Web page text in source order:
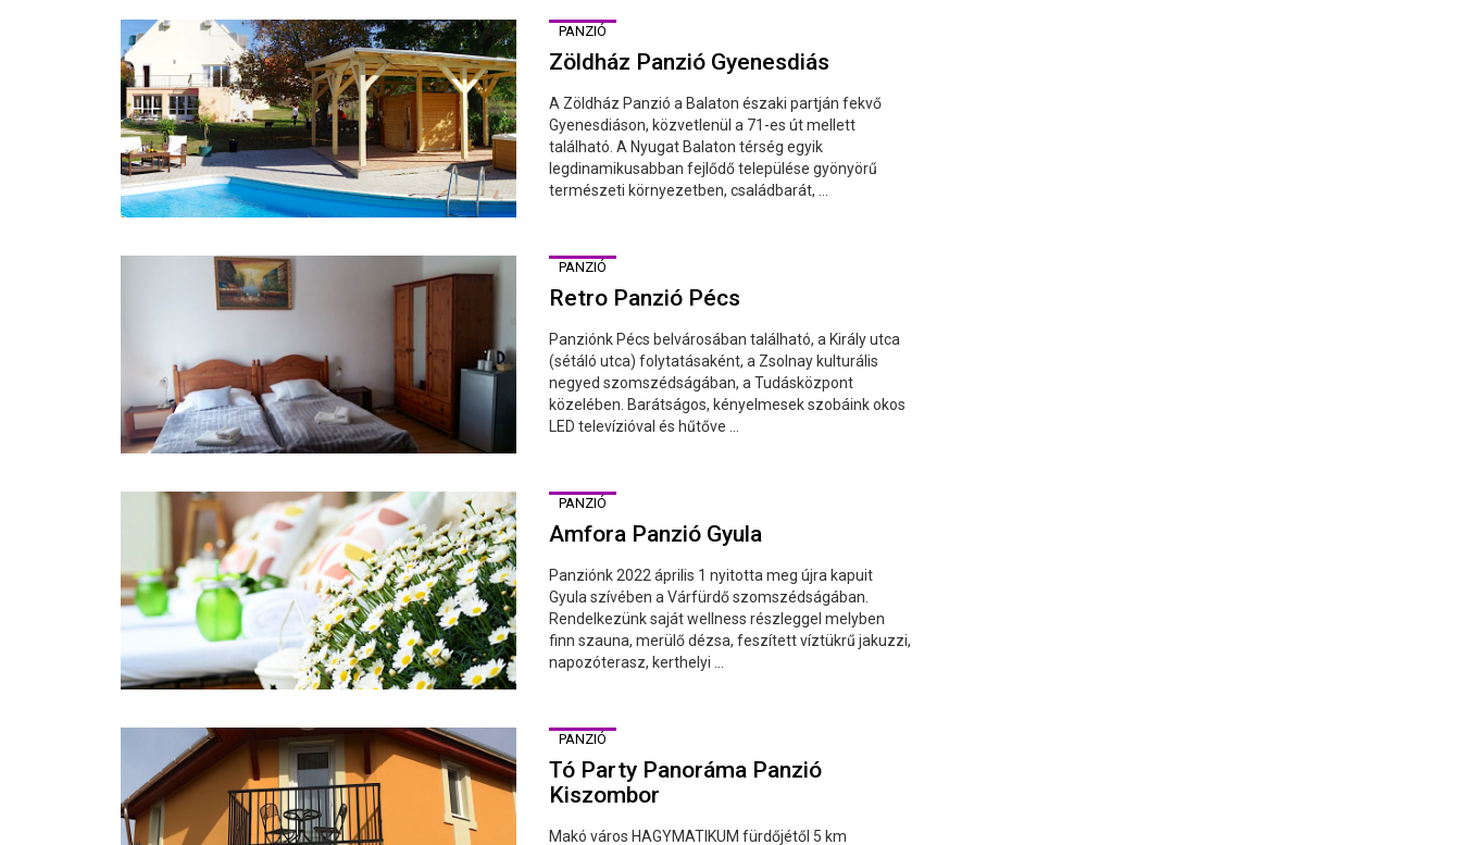
PANZIÓ
Zöldház Panzió Gyenesdiás
A Zöldház Panzió a Balaton északi partján fekvő
Gyenesdiáson, közvetlenül a 71-es út mellett
található. A Nyugat Balaton térség egyik
legdinamikusabban fejlődő települése gyönyörű
természeti környezetben, családbarát, ...
PANZIÓ
Retro Panzió Pécs
Panziónk Pécs belvárosában található, a Király utca
(sétáló utca) folytatásaként, a Zsolnay kulturális
negyed szomszédságában, a Tudásközpont
közelében. Barátságos, kényelmesek szobáink okos
LED televízióval és hűtőve ...
PANZIÓ
Amfora Panzió Gyula
Panziónk 2022 április 1 nyitotta meg újra kapuit
Gyula szívében a Várfürdő szomszédságában.
Rendelkezünk saját wellness részleggel melyben
finn szauna, merülő dézsa, feszített víztükrű jakuzzi,
napozóterasz, kerthelyi ...
PANZIÓ
Tó Party Panoráma Panzió
Kiszombor
Makó város HAGYMATIKUM fürdőjétől 5 km